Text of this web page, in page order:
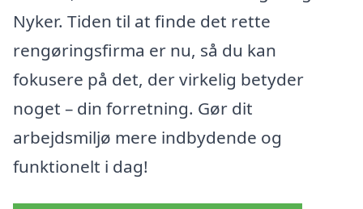
Nyker. Tiden til at finde det rette
rengøringsfirma er nu, så du kan
fokusere på det, der virkelig betyder
noget – din forretning. Gør dit
arbejdsmiljø mere indbydende og
funktionelt i dag!